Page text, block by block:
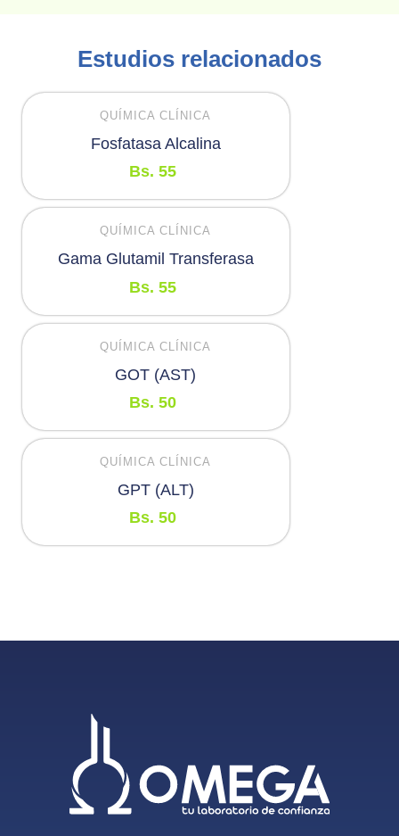
Estudios relacionados
QUÍMICA CLÍNICA
Fosfatasa Alcalina
Bs. 55
QUÍMICA CLÍNICA
Gama Glutamil Transferasa
Bs. 55
QUÍMICA CLÍNICA
GOT (AST)
Bs. 50
QUÍMICA CLÍNICA
GPT (ALT)
Bs. 50